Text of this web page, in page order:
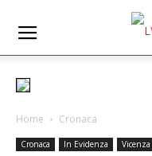
Home Cronaca
Cronaca In Evidenza Vicenza